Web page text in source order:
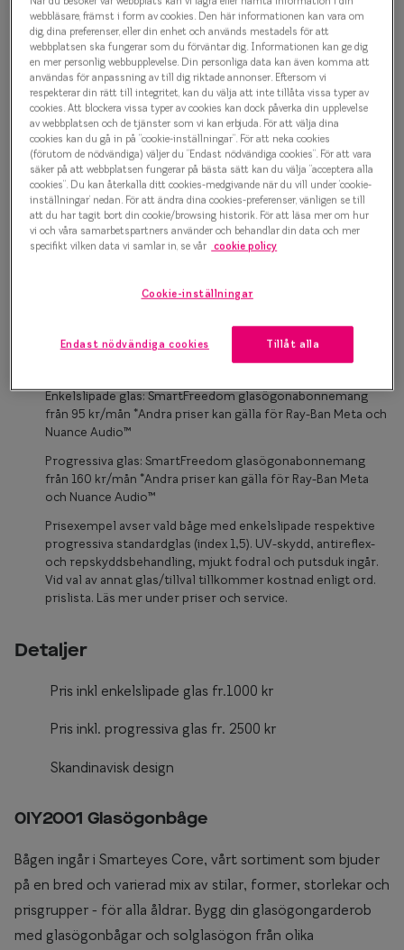
Olika
Taberg
Glasögonbåge
500 kr
Bordeaux
Bågstorlek
XS
Upp till 119 mm
Osäker på vilken storlek du har? Se vår
Boka synundersökning
Enkelslipade glas: SmartFreedom glasögonabonnemang
från 95 kr/mån *Andra priser kan gälla för Ray-Ban Meta och
Nuance Audio™
Progressiva glas: SmartFreedom glasögonabonnemang
från 160 kr/mån *Andra priser kan gälla för Ray-Ban Meta
och Nuance Audio™
Prisexempel avser vald båge med enkelslipade respektive
progressiva standardglas (index 1,5). UV-skydd, antireflex-
och repskyddsbehandling, mjukt fodral och putsduk ingår.
Vid val av annat glas/tillval tillkommer kostnad enligt ord.
prislista. Läs mer under priser och service.
Detaljer
Pris inkl enkelslipade glas fr.1000 kr
Pris inkl. progressiva glas fr. 2500 kr
Skandinavisk design
0IY2001 Glasögonbåge
Bågen ingår i Smarteyes Core, vårt sortiment som bjuder
på en bred och varierad mix av stilar, former, storlekar och
prisgrupper - för alla åldrar. Bygg din glasögongarderob
med glasögonbågar och solglasögon från olika
webbläsare, främst i form av cookies. Den här informationen kan vara om
dig, dina preferenser, eller din enhet och används mestadels för att
webbplatsen ska fungerar som du förväntar dig. Informationen kan ge dig
en mer personlig webbupplevelse. Din personliga data kan även komma att
användas för anpassning av till dig riktade annonser. Eftersom vi
respekterar din rätt till integritet, kan du välja att inte tillåta vissa typer av
cookies. Att blockera vissa typer av cookies kan dock påverka din upplevelse
av webbplatsen och de tjänster som vi kan erbjuda. För att välja dina
cookies kan du gå in på ”cookie-inställningar”. För att neka cookies
(förutom de nödvändiga) väljer du ”Endast nödvändiga cookies”. För att vara
säker på att webbplatsen fungerar på bästa sätt kan du välja ”acceptera alla
cookies”. Du kan återkalla ditt cookies-medgivande när du vill under ’cookie-
inställningar’ nedan. För att ändra dina cookies-preferenser, vänligen se till
att du har tagit bort din cookie/browsing historik. För att läsa mer om hur
vi och våra samarbetspartners använder och behandlar din data och mer
specifikt vilken data vi samlar in, se vår cookie policy
Cookie-inställningar
Endast nödvändiga cookies Tillåt alla